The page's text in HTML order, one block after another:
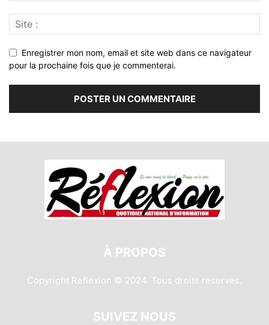
Enregistrer mon nom, email et site web dans ce navigateur
pour la prochaine fois que je commenterai.
À PROPOS
Copyright Reflexion © 2024. Tous droits reserves.
SUIVEZ NOUS